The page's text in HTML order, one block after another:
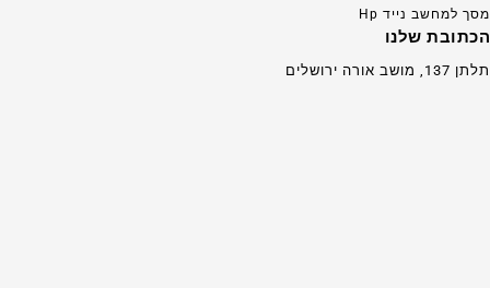
מסך למחשב נייד Hp
הכתובת שלנו
תלתן 137, מושב אורה ירושלים